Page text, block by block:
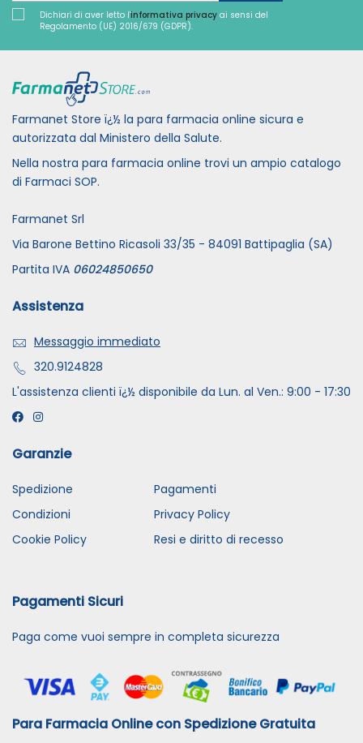
Dichiari di aver letto l'informativa privacy ai sensi del
Regolamento (UE) 2016/679 (GDPR).
Farmanet Store ï¿½ la para farmacia online sicura e
autorizzata dal Ministero della Salute.
Nella nostra para farmacia online trovi un ampio catalogo
di Farmaci SOP.
Farmanet Srl
Via Barone Bettino Ricasoli 33/35 - 84091 Battipaglia (SA)
Partita IVA 06024850650
Assistenza
Messaggio immediato
320.9124828
L'assistenza clienti ï¿½ disponibile da Lun. al Ven.: 9:00 - 17:30
Garanzie
Spedizione
Pagamenti
Condizioni
Privacy Policy
Cookie Policy
Resi e diritto di recesso
Pagamenti Sicuri
Paga come vuoi sempre in completa sicurezza
Para Farmacia Online con Spedizione Gratuita